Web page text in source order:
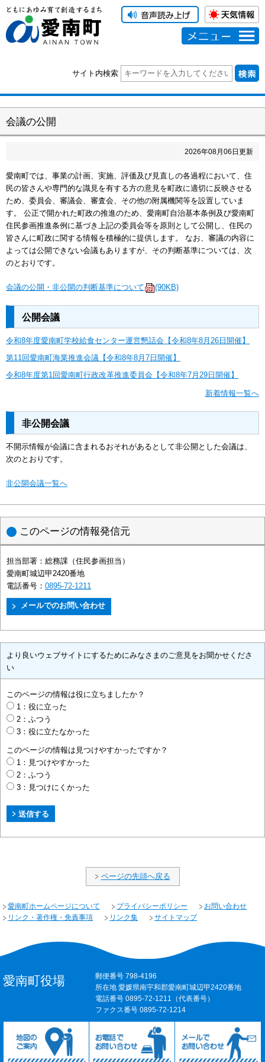
メニュー
サイト内検索
会議の公開
2026年08月 06 日更新
愛南町では、事業の計画、実施、評価及び見直しの各過程において、住
民の皆さんや専門的な識見を有する方の意見を町政に適切に反映させる
ため、委員会、審議会、審査会、その他の附属機関等を設置していま
す。 公正で開かれた町政の推進のため、愛南町自治基本条例及び愛南町
住民参画推進条例に基づき上記の委員会等を原則として公開し、住民の
皆さんに町政に関する情報を積極的に提供します。 なお、審議の内容に
よっては公開できない会議もありますが、その判断基準については、次
のとおりです。
会議の公開・非公開の判断基準について (90KB)
公開会議
令和8年度愛南町学校給食センター運営懇話会【令和8年8月26日開催】
第11回愛南町海業推進会議【令和8年8月7日開催】
令和8年度第1回愛南町行政改革推進委員会【令和8年7月29日開催】
新着情報一覧へ
非公開会議
不開示情報が会議に含まれるおそれがあるとして非公開とした会議は、
次のとおりです。
非公開会議一覧へ
このページの情報発信元
担当部署： 総務課（住民参画担当）
愛南町城辺甲2420番地
電話番号： 0895-72-1211
より良いウェブサイトにするためにみなさまのご意見をお聞かせくださ
い
このページの情報は役に立ちましたか？
1：役に立った
2：ふつう
3：役に立たなかった
このページの情報は見つけやすかったですか？
1：見つけやすかった
2：ふつう
3：見つけにくかった
ページの先頭へ戻る
愛南町ホームページについて プライバシーポリシー
お問い合わせ
リンク・著作権・免責事項
リンク集 サイトマップ
愛南町役場
郵便番号 798-4196
所在地 愛媛県南宇和郡愛南町城辺甲2420番地
電話番号 0895-72-1211（代表番号）
ファクス番号 0895-72-1214